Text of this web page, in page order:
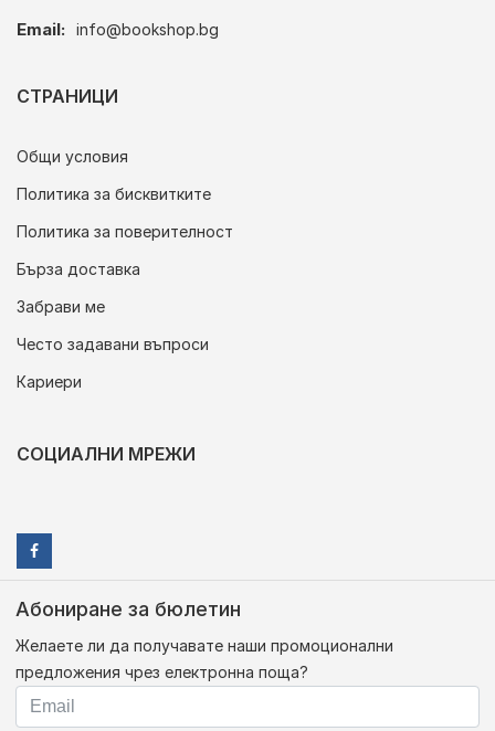
Email: info@bookshop.bg
СТРАНИЦИ
Общи условия
Политика за бисквитките
Политика за поверителност
Бърза доставка
Забрави ме
Често задавани въпроси
Кариери
СОЦИАЛНИ МРЕЖИ
Абониране за бюлетин
Желаете ли да получавате наши промоционални
предложения чрез електронна поща?